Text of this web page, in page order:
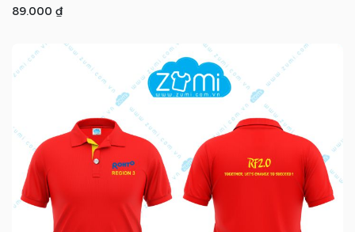
89.000 ₫